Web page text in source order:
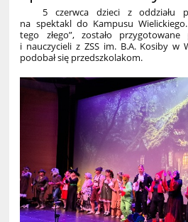
5 czerwca dzieci z oddziału
na spektakl do Kampusu
tego złego”, zostało
i nauczycieli z ZSS im. B.A. Kosiby w
podobał się przedszkolakom.